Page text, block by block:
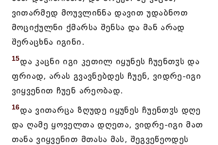
ვითარმედ მოუვლინნა დავით უდაბნოთ
მოციქულნი ქმარსა შენსა და მან არად
შერაცხნა იგინი.
15და კაცნი იგი კეთილ იყუნეს ჩუენთჳს და
ფრიად, არას გვავნებდეს ჩუენ, ვიდრე-იგი
ვიყვენით ჩუენ არეობად.
16და ვითარცა ზღუდე იყუნეს ჩუენთჳს დღე
და ღამე ყოველთა დღეთა, ვიდრე-იგი მათ
თანა ვიყვენით მთასა მას, შეგვეწეოდეს